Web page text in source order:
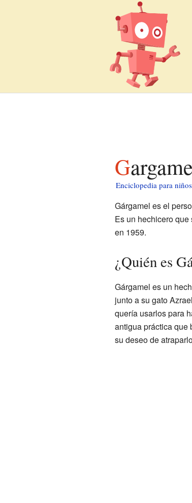
Enciclopedia para niños
Gárgamel es el
Es un hechicero
en 1959.
¿Quién es
Gárgamel es un
junto a su gato
quería usarlos para
antigua práctica que
su deseo de